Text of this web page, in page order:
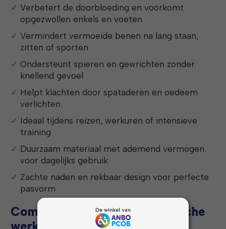
Verbetert de doorbloeding en voorkomt
opgezwollen enkels en voeten
Vermindert vermoeide benen na lang staan,
zitten of sporten
Ondersteunt spieren en gewrichten zonder
knellend gevoel
Helpt klachten door spataderen en oedeem
verlichten
Ideaal tijdens reizen, werkuren of intensieve
training
Duurzaam materiaal met ademend vermogen
voor dagelijks gebruik
Zachte naden en rekbaar design voor perfecte
pasvorm
Compressiesokken met medische